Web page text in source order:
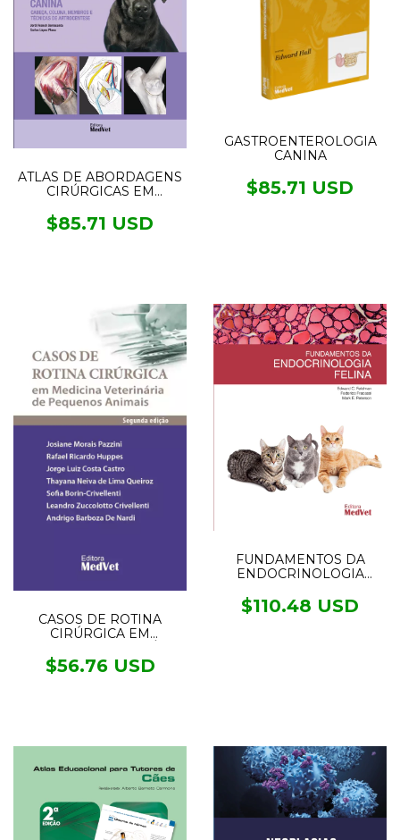
ATLAS DE ABORDAGENS
CIRÚRGICAS EM
CANINA
$85.71 USD
GASTROENTEROLOGIA
CANINA
$85.71 USD
CASOS DE ROTINA
CIRÚRGICA EM
DE PEQUENOS ANIMAIS
- 2° EDIÇÃO
$56.76 USD
FUNDAMENTOS DA
ENDOCRINOLOGIA
$110.48 USD